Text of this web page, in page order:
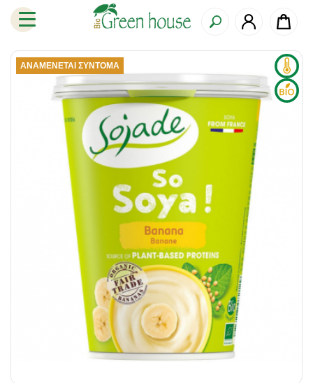
ΑΝΑΜΈΝΕΤΑΙ ΣΎΝΤΟΜΑ